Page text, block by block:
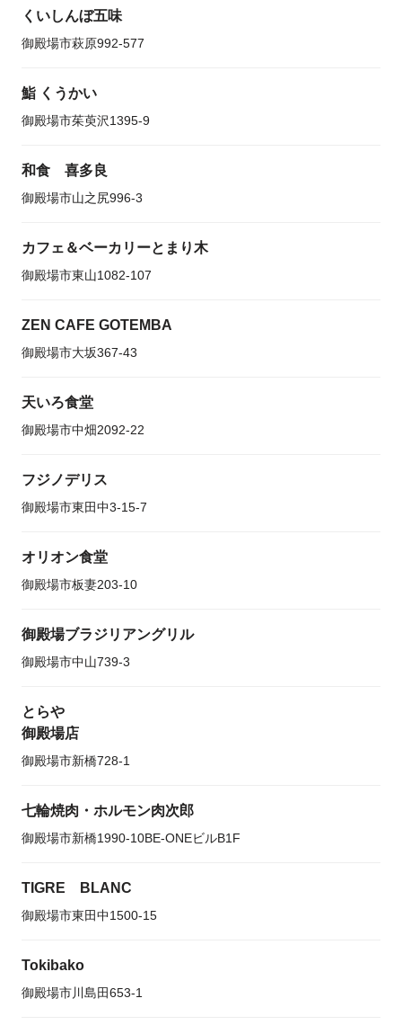
くいしんぼ五味
御殿場市萩原992-577
鮨 くうかい
御殿場市茱萸沢1395-9
和食 喜多良
御殿場市山之尻996-3
カフェ＆ベーカリーとまり木
御殿場市東山1082-107
ZEN CAFE GOTEMBA
御殿場市大坂367-43
天いろ食堂
御殿場市中畑2092-22
フジノデリス
御殿場市東田中3-15-7
オリオン食堂
御殿場市板妻203-10
御殿場ブラジリアングリル
御殿場市中山739-3
とらや
御殿場店
御殿場市新橋728-1
七輪焼肉・ホルモン肉次郎
御殿場市新橋1990-10BE-ONEビルB1F
TIGRE BLANC
御殿場市東田中1500-15
Tokibako
御殿場市川島田653-1